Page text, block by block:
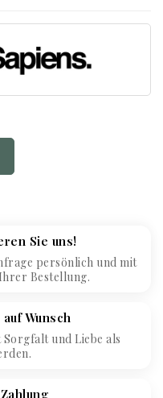
Sie uns!
persönlich und mit
Bestellung.
Wunsch
und Liebe als